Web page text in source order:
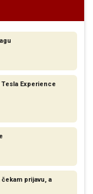
Experience
prijavu, a